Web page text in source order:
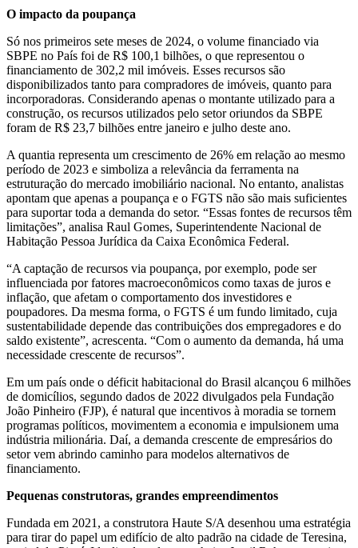
O impacto da poupança
Só nos primeiros sete meses de 2024, o volume financiado via
SBPE no País foi de R$ 100,1 bilhões, o que representou o
financiamento de 302,2 mil imóveis. Esses recursos são
disponibilizados tanto para compradores de imóveis, quanto para
incorporadoras. Considerando apenas o montante utilizado para a
construção, os recursos utilizados pelo setor oriundos da SBPE
foram de R$ 23,7 bilhões entre janeiro e julho deste ano.
A quantia representa um crescimento de 26% em relação ao mesmo
período de 2023 e simboliza a relevância da ferramenta na
estruturação do mercado imobiliário nacional. No entanto, analistas
apontam que apenas a poupança e o FGTS não são mais suficientes
para suportar toda a demanda do setor. “Essas fontes de recursos têm
limitações”, analisa Raul Gomes, Superintendente Nacional de
Habitação Pessoa Jurídica da Caixa Econômica Federal.
“A captação de recursos via poupança, por exemplo, pode ser
influenciada por fatores macroeconômicos como taxas de juros e
inflação, que afetam o comportamento dos investidores e
poupadores. Da mesma forma, o FGTS é um fundo limitado, cuja
sustentabilidade depende das contribuições dos empregadores e do
saldo existente”, acrescenta. “Com o aumento da demanda, há uma
necessidade crescente de recursos”.
Em um país onde o déficit habitacional do Brasil alcançou 6 milhões
de domicílios, segundo dados de 2022 divulgados pela Fundação
João Pinheiro (FJP), é natural que incentivos à moradia se tornem
programas políticos, movimentem a economia e impulsionem uma
indústria milionária. Daí, a demanda crescente de empresários do
setor vem abrindo caminho para modelos alternativos de
financiamento.
Pequenas construtoras, grandes empreendimentos
Fundada em 2021, a construtora Haute S/A desenhou uma estratégia
para tirar do papel um edifício de alto padrão na cidade de Teresina,